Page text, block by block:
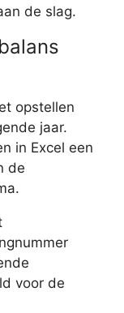
de slag.
opstellen
jaar.
in Excel een
de
voor de